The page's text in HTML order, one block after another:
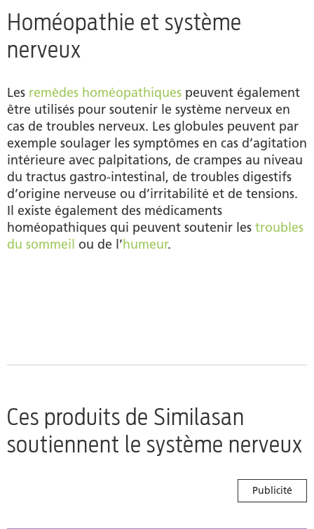
Homéopathie et système
nerveux
Les remèdes homéopathiques peuvent également
être utilisés pour soutenir le système nerveux en
cas de troubles nerveux. Les globules peuvent par
exemple soulager les symptômes en cas d’agitation
intérieure avec palpitations, de crampes au niveau
du tractus gastro-intestinal, de troubles digestifs
d’origine nerveuse ou d’irritabilité et de tensions.
Il existe également des médicaments
homéopathiques qui peuvent soutenir les troubles
du sommeil ou de l’humeur.
Ces produits de Similasan
soutiennent le système nerveux
Publicité